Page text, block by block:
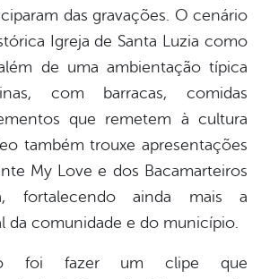
das gravações. O cenário
Igreja de Santa Luzia como
de uma ambientação típica
com barracas, comidas
que remetem à cultura
também trouxe apresentações
My Love e dos Bacamarteiros
fortalecendo ainda mais a
da comunidade e do município.
foi fazer um clipe que